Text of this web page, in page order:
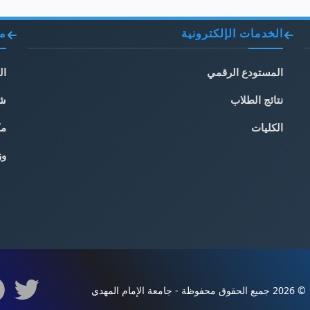
الخدمات الإلكترونية
المستودع الرقمي
نتائج الطلاب
الكليات
© 2026 جميع الحقوق محفوظة - جامعة الإمام المهدي